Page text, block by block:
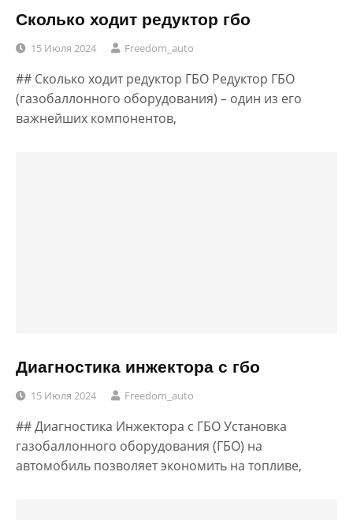
Сколько ходит редуктор гбо
15 Июля 2024 Freedom_auto
## Сколько ходит редуктор ГБО Редуктор ГБО
(газобаллонного оборудования) – один из его
важнейших компонентов,
Диагностика инжектора с гбо
15 Июля 2024 Freedom_auto
## Диагностика Инжектора с ГБО Установка
газобаллонного оборудования (ГБО) на
автомобиль позволяет экономить на топливе,